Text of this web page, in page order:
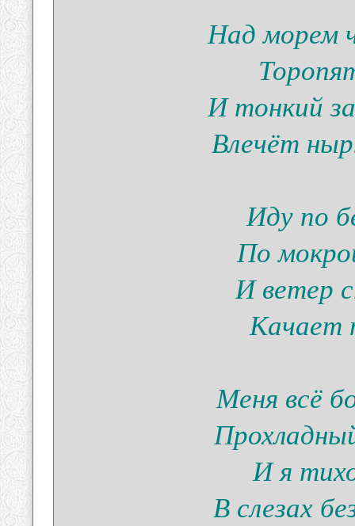
Над морем
И тонкий
Влечёт
Иду по
По
И ветер
Качает
Меня всё
И я
В слезах